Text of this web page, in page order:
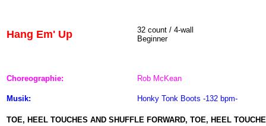
Hang Em' Up
32 count / 4-wall
Beginner
Choreographie: Rob McKean
Musik: Honky Tonk Boots -132 bpm-
TOE, HEEL TOUCHES AND SHUFFLE FORWARD, TOE, HEEL